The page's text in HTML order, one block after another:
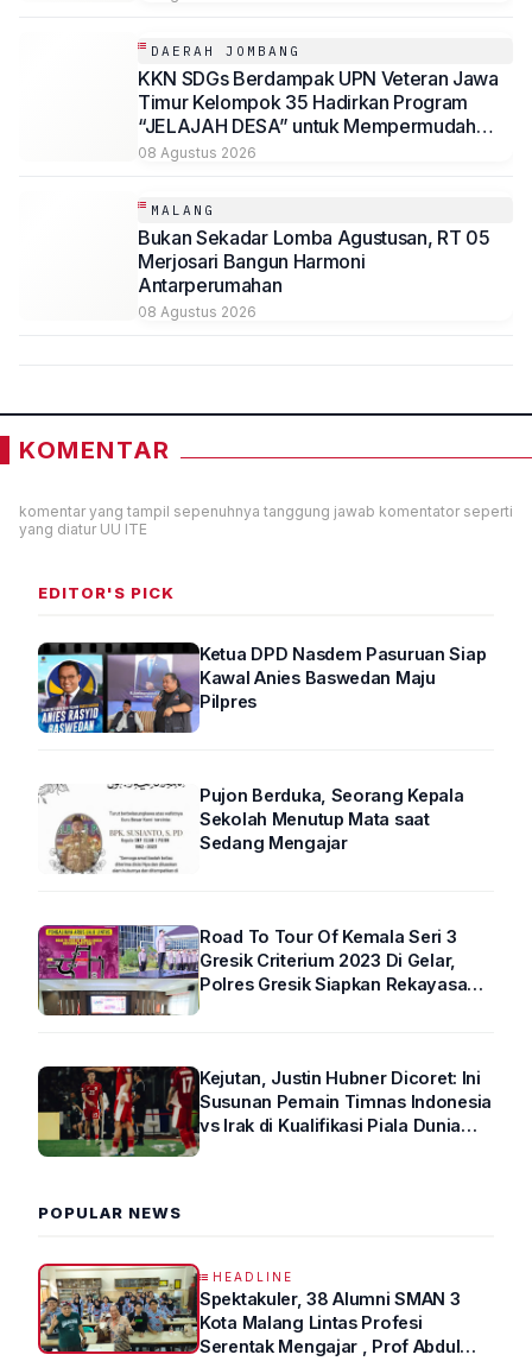
DAERAH JOMBANG
KKN SDGs Berdampak UPN Veteran Jawa
Timur Kelompok 35 Hadirkan Program
“JELAJAH DESA” untuk Mempermudah
Akses Informasi Desa Sambirejo
08 Agustus 2026
MALANG
Bukan Sekadar Lomba Agustusan, RT 05
Merjosari Bangun Harmoni
Antarperumahan
08 Agustus 2026
KOMENTAR
komentar yang tampil sepenuhnya tanggung jawab komentator seperti
yang diatur UU ITE
EDITOR'S PICK
Ketua DPD Nasdem Pasuruan Siap
Kawal Anies Baswedan Maju
Pilpres
Pujon Berduka, Seorang Kepala
Sekolah Menutup Mata saat
Sedang Mengajar
Road To Tour Of Kemala Seri 3
Gresik Criterium 2023 Di Gelar,
Polres Gresik Siapkan Rekayasa
Kejutan, Justin Hubner Dicoret: Ini
Susunan Pemain Timnas Indonesia
vs Irak di Kualifikasi Piala Dunia
POPULAR NEWS
HEADLINE
Spektakuler, 38 Alumni SMAN 3
Kota Malang Lintas Profesi
Serentak Mengajar , Prof Abdul